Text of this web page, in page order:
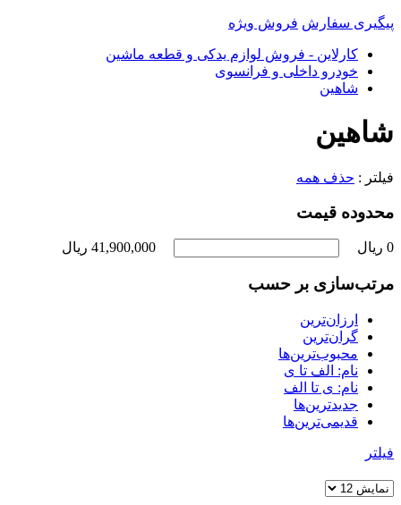
پیگیری سفارش فروش ویژه
کارلاین - فروش لوازم یدکی و قطعه ماشین
خودرو داخلی و فرانسوی
شاهین
شاهین
فیلتر : حذف همه
محدوده قیمت
0 ریال 41,900,000 ریال
مرتب‌سازی بر حسب
ارزان‌ترین
گران‌ترین
محبوب‌ترین‌ها
نام: الف تا ی
نام: ی تا الف
جدیدترین‌ها
قدیمی‌ترین‌ها
فیلتر